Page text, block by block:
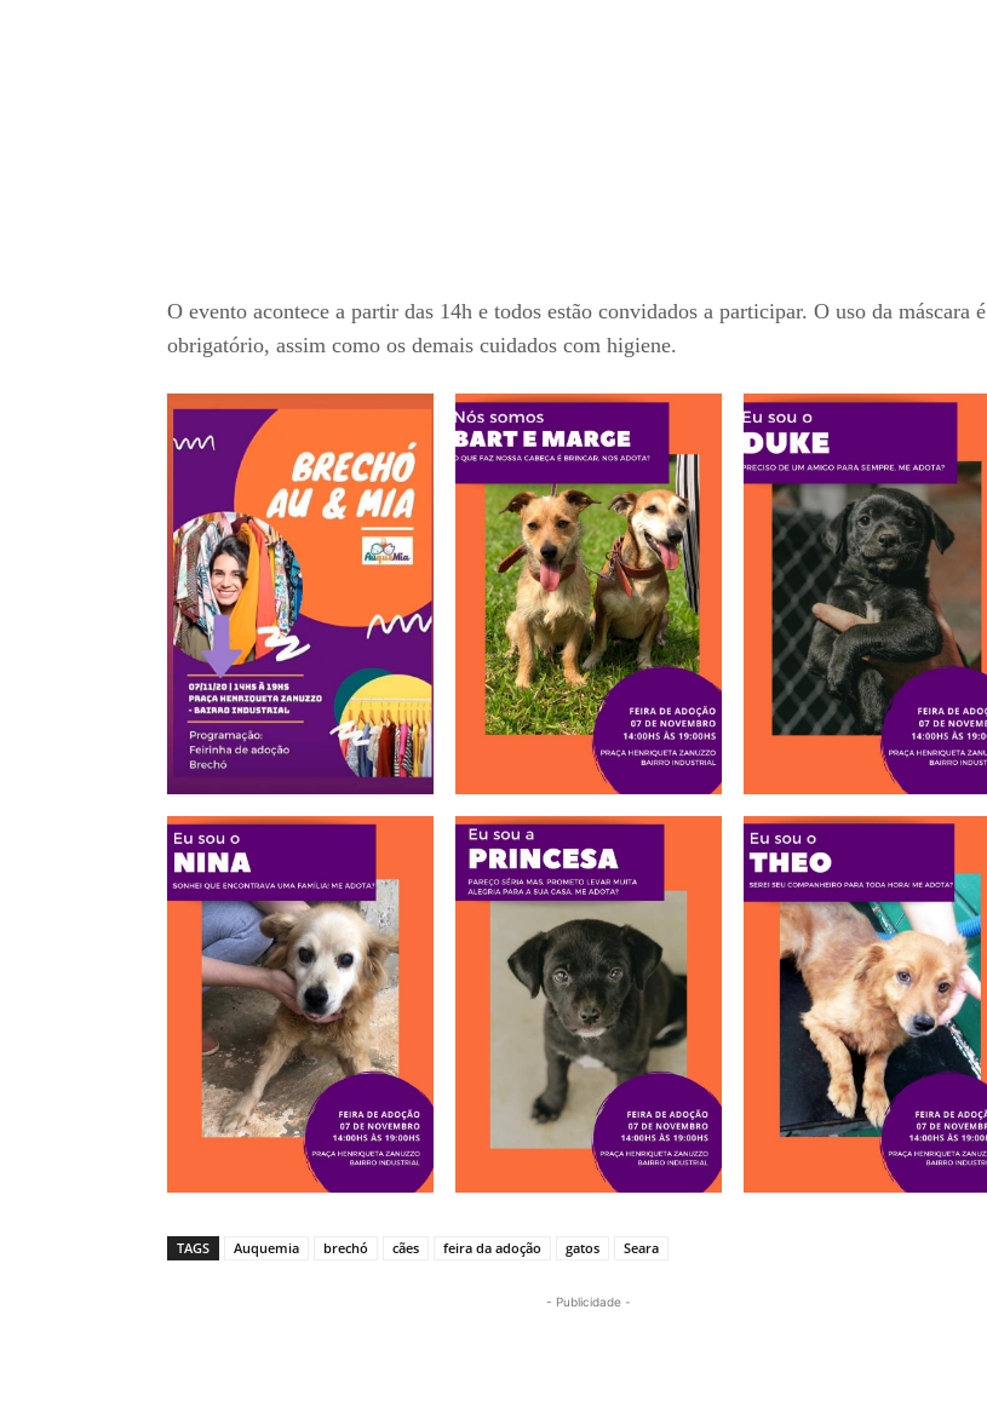
O evento acontece a partir das 14h e todos estão convidados a participar. O uso da máscara é
obrigatório, assim como os demais cuidados com higiene.
TAGS Auquemia brechó cães feira da adoção gatos Seara
- Publicidade -